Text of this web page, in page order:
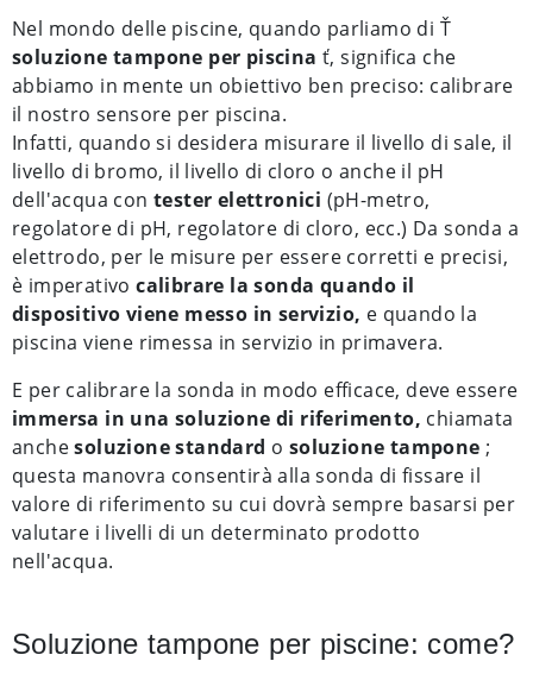
Nel mondo delle piscine, quando parliamo di Ť
soluzione tampone per piscina ť, significa che
abbiamo in mente un obiettivo ben preciso: calibrare
il nostro sensore per piscina.
Infatti, quando si desidera misurare il livello di sale, il
livello di bromo, il livello di cloro o anche il pH
dell'acqua contester elettronici (pH-metro,
regolatore di pH, regolatore di cloro, ecc.) Da sonda a
elettrodo, per le misure per essere corretti e precisi,
è imperativocalibrare la sonda quando il
dispositivo viene messo in servizio, e quando la
piscina viene rimessa in servizio in primavera.
E per calibrare la sonda in modo efficace, deve essere
immersa in una soluzione di riferimento, chiamata
anchesoluzione standard o soluzione tampone ;
questa manovra consentirà alla sonda di fissare il
valore di riferimento su cui dovrà sempre basarsi per
valutare i livelli di un determinato prodotto
nell'acqua.
Soluzione tampone per piscine: come?